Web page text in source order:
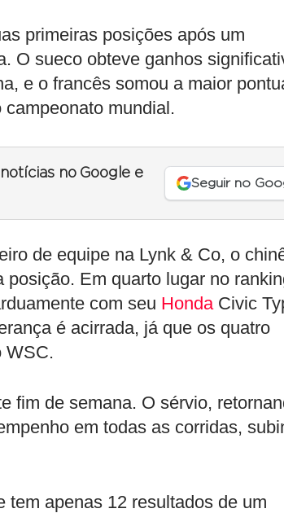
primeiras posições após um
O sueco obteve ganhos
e o francês somou a maior
mundial.
no Google e
Seguir no
de equipe na Lynk & Co, o
Em quarto lugar no
com seu HondaCivic
é acirrada, já que os quatro
WSC.
fim de semana. O sérvio,
em todas as corridas,
tem apenas 12 resultados de um